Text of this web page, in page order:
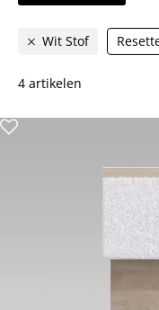
Wit Stof
4 artikelen